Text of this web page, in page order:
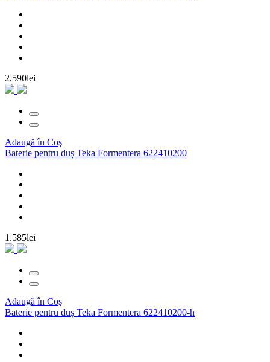
2.590lei
Adaugă în Coş
Baterie pentru duș Teka Formentera 622410200
1.585lei
Adaugă în Coş
Baterie pentru duș Teka Formentera 622410200-h